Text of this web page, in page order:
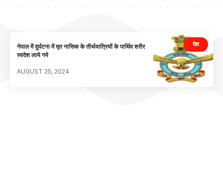
देश
नेपाल में दुर्घटना में मृत नासिक के तीर्थयात्रियों के पार्थिव शरीर
स्वदेश लाये गये
AUGUST 25, 2024